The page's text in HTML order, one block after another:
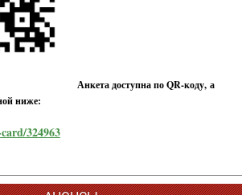
Анкета доступна по QR-коду, а
ниже:
324963